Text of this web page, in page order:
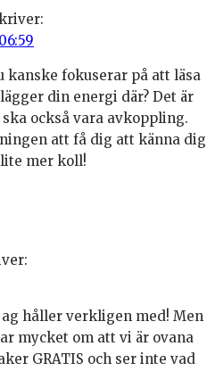
kanske fokuserar på att läsa
din energi där? Det är
också vara avkoppling.
att få dig att känna dig
mer koll!
håller verkligen med! Men
mycket om att vi är ovana
GRATIS och ser inte vad